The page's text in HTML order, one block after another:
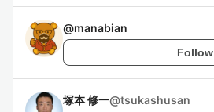
@manabian
Follow
塚本 修一@tsukashusan